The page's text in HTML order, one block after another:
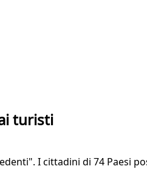
turisti
I cittadini di 74 Paesi